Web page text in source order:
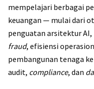
mempelajari berbagai
keuangan — mulai dari
penguatan arsitektur
fraud, efisiensi
pembangunan tenaga
audit, compliance, dan